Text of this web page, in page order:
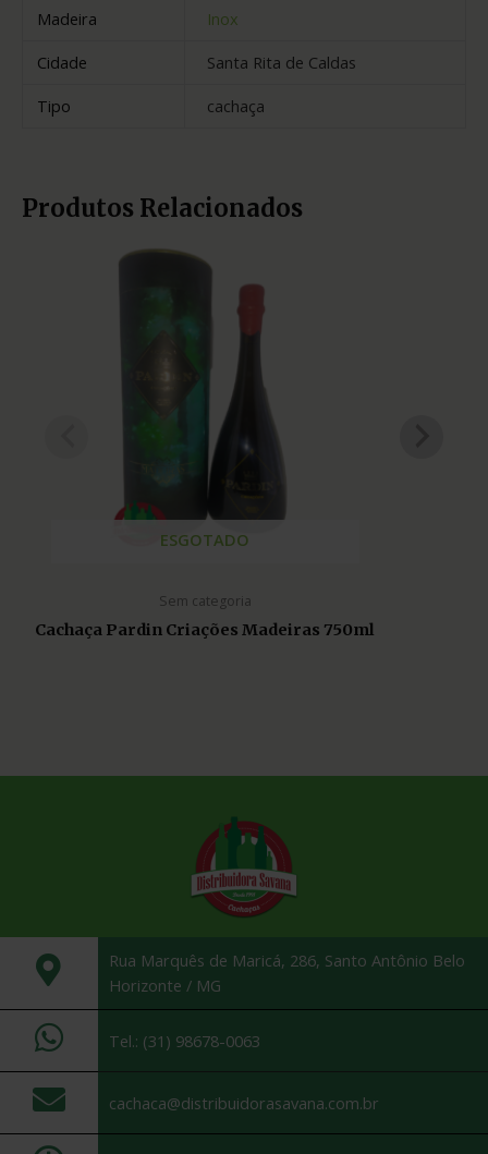
Madeira
Inox
Cidade
Santa Rita de Caldas
Tipo
cachaça
Produtos Relacionados
ESGOTADO
Sem categoria
Cachaça Pardin Criações Madeiras 750ml
Rua Marquês de Maricá, 286, Santo Antônio Belo
Horizonte / MG
Tel.: (31) 98678-0063
cachaca@distribuidorasavana.com.br